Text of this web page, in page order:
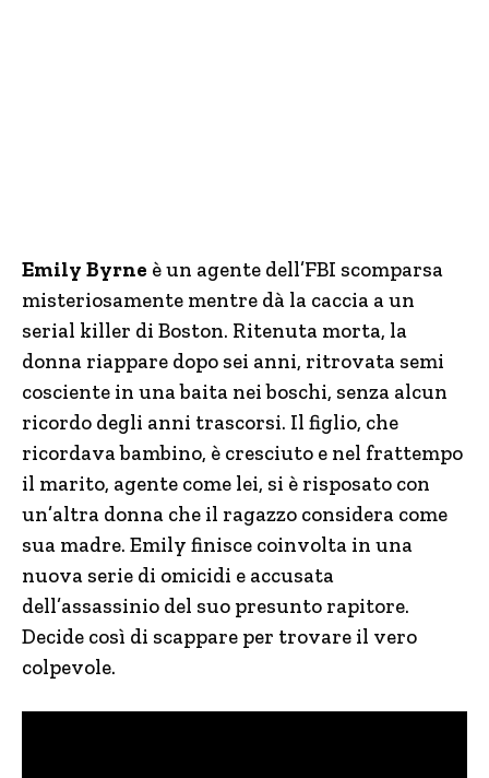
Emily Byrne è un agente dell’FBI scomparsa
misteriosamente mentre dà la caccia a un
serial killer di Boston. Ritenuta morta, la
donna riappare dopo sei anni, ritrovata semi
cosciente in una baita nei boschi, senza alcun
ricordo degli anni trascorsi. Il figlio, che
ricordava bambino, è cresciuto e nel frattempo
il marito, agente come lei, si è risposato con
un’altra donna che il ragazzo considera come
sua madre. Emily finisce coinvolta in una
nuova serie di omicidi e accusata
dell’assassinio del suo presunto rapitore.
Decide così di scappare per trovare il vero
colpevole.